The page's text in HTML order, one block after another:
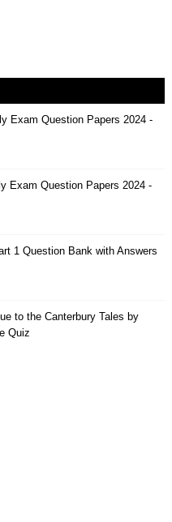
Exam Question Papers 2024 -
Exam Question Papers 2024 -
1 Question Bank with Answers
to the Canterbury Tales by
Quiz